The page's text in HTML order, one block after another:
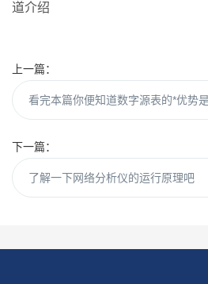
道介绍
上一篇：
看完本篇你便知道数字源表的*优势
下一篇：
了解一下网络分析仪的运行原理吧